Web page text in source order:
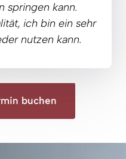
springen
ich bin ein
sehr
nutzen kann.
buchen